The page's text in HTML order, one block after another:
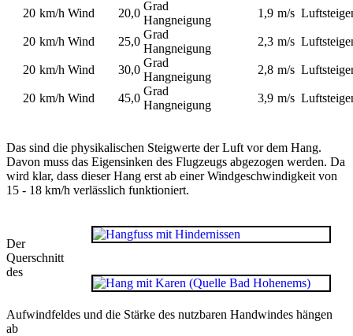
20 km/h Wind 20,0
Grad
Hangneigung
1,9 m/s
20 km/h Wind 25,0
Grad
Hangneigung
2,3 m/s
20 km/h Wind 30,0
Grad
Hangneigung
2,8 m/s
20 km/h Wind 45,0
Grad
Hangneigung
3,9 m/s
Das sind die physikalischen Steigwerte der Luft vor dem Hang.
Davon muss das Eigensinken des Flugzeugs abgezogen werden. Da
wird klar, dass dieser Hang erst ab einer Windgeschwindigkeit von
15 - 18 km/h verlässlich funktioniert.
Der
Querschnitt
des
Aufwindfeldes und die Stärke des nutzbaren Handwindes hängen
ab